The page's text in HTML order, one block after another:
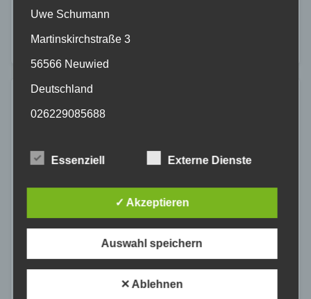
und Präsenzmaßnahmen in der Altstadt und
Uwe Schumann
Martinskirchstraße 3
56566 Neuwied
Deutschland
026229085688
Die Internetseiten verwenden teilweise so
SessionStorage. Dies dient dazu, unser Angebot
nutzerfreundlicher, effektiver und sicherer zu
eine Technologie, mit welcher ihr Browser Daten
auf Ihrem Computer oder mobilen Gerät
über einen Internetbrowser auf einem
Computersystem abgelegt und gespeichert
Essenziell Externe Dienste
✓ Akzeptieren
Auswahl speichern
✕ Ablehnen